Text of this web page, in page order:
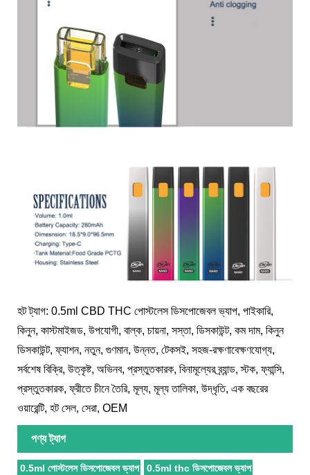
হট ট্যাগ: 0.5ml CBD THC পোস্টলেস ডিসপোজেবল ভ্যাপ, পাইকারি,
কিনুন, কাস্টমাইজড, উপযোগী, বাল্ক, চায়না, সস্তা, ডিসকাউন্ট, কম দাম, কিনুন
ডিসকাউন্ট, ফ্যাশন, নতুন, গুণমান, উন্নত, টেকসই, সহজ-রক্ষণাবেক্ষণযোগ্য,
সর্বশেষ বিক্রি, উত্কৃষ্ট, অভিনব, প্রস্তুতকারক, বিনামূল্যের ব্র্যান্ড, স্টক, ফ্যান্সি,
প্রস্তুতকারক, ফ্রীতে চীনে তৈরি, মূল্য, মূল্য তালিকা, উদ্ধৃতি, এক বছরের
ওয়ারেন্টি, হট সেল, সেরা, OEM
পণ্য ট্যাগ
0.5ml পোস্টলেস ডিসপোজেবল ভ্যাপ 0.5ml thc ডিসপোজেবল ভ্যাপ